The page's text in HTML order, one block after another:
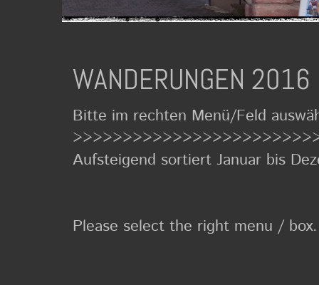
WANDERUNGEN 2016
Bitte im rechten Menü/
Aufsteigend sortiert Januar bis
Please select the right menu / box.